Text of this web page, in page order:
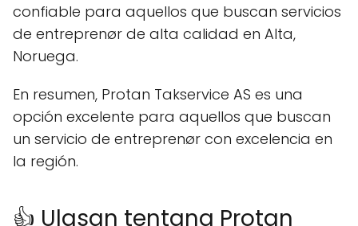
confiable para aquellos que buscan servicios
de entreprenør de alta calidad en Alta,
Noruega.
En resumen, Protan Takservice AS es una
opción excelente para aquellos que buscan
un servicio de entreprenør con excelencia en
la región.
👍 Ulasan tentang Protan